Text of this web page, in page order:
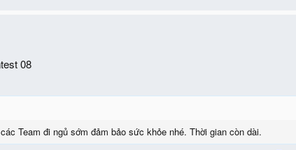
08
Team đi ngủ sớm đảm bảo sức khỏe nhé. Thời gian còn dài.